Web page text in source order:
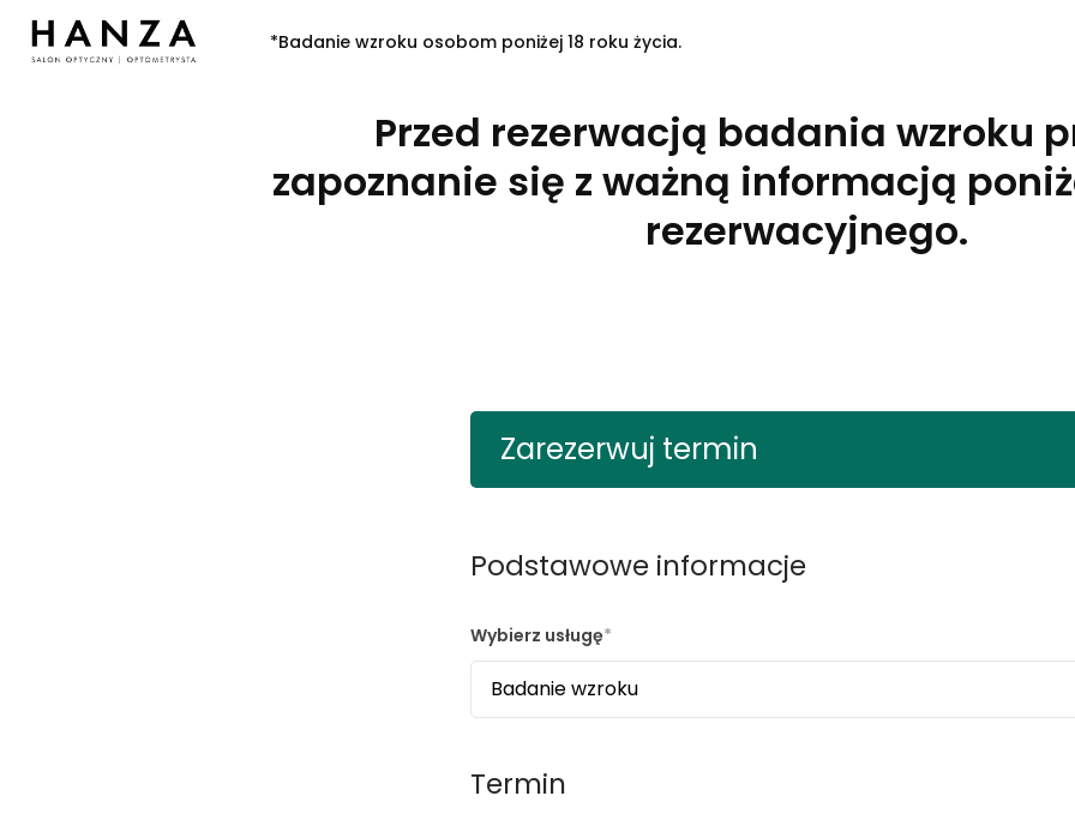
*Badanie wzroku osobom poniżej 18 roku życia.
Przed rezerwacją badania wzroku
zapoznanie się z ważną informacją
rezerwacyjnego.
Zarezerwuj termin
Podstawowe informacje
Wybierz usługę
Termin